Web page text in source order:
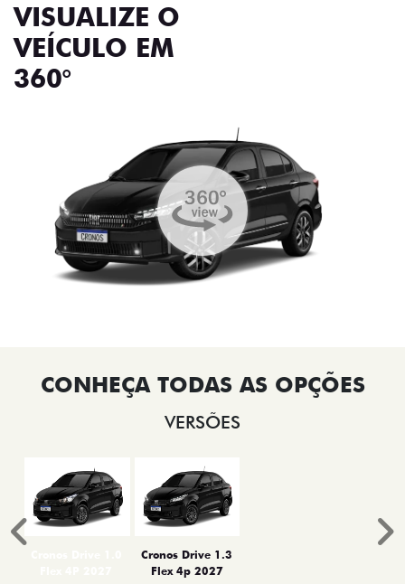
VISUALIZE O
VEÍCULO EM
360°
VERSÕES
Cronos Drive 1.3
Flex 4p 2027
Anterior